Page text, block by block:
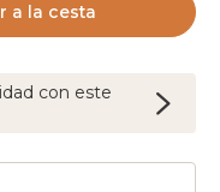
a la cesta
con este